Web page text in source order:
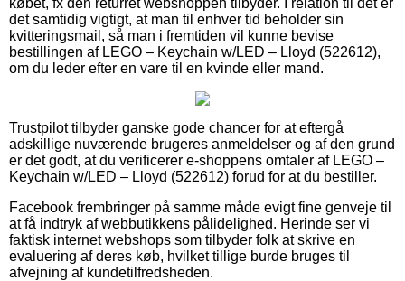
det samtidig vigtigt, at man til enhver tid beholder sin
kvitteringsmail, så man i fremtiden vil kunne bevise
bestillingen af LEGO – Keychain w/LED – Lloyd (522612),
om du leder efter en vare til en kvinde eller mand.
Trustpilot tilbyder ganske gode chancer for at eftergå
adskillige nuværende brugeres anmeldelser og af den grund
er det godt, at du verificerer e-shoppens omtaler af LEGO –
Keychain w/LED – Lloyd (522612) forud for at du bestiller.
Facebook frembringer på samme måde evigt fine genveje til
at få indtryk af webbutikkens pålidelighed. Herinde ser vi
faktisk internet webshops som tilbyder folk at skrive en
evaluering af deres køb, hvilket tillige burde bruges til
afvejning af kundetilfredsheden.